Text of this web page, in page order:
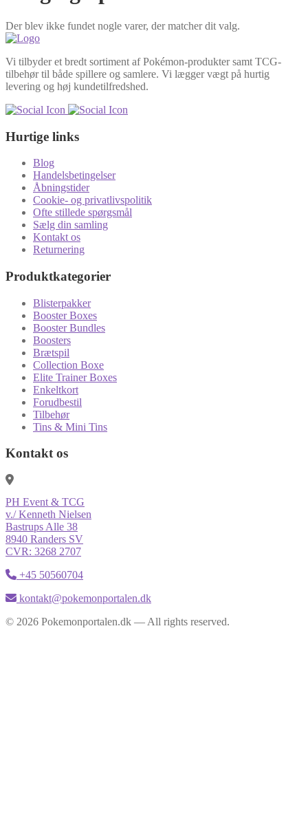
Der blev ikke fundet nogle varer, der matcher dit valg.
Vi tilbyder et bredt sortiment af Pokémon-produkter samt TCG-
tilbehør til både spillere og samlere. Vi lægger vægt på hurtig
levering og høj kundetilfredshed.
Hurtige links
Blog
Handelsbetingelser
Åbningstider
Cookie- og privatlivspolitik
Ofte stillede spørgsmål
Sælg din samling
Kontakt os
Returnering
Produktkategorier
Blisterpakker
Booster Boxes
Booster Bundles
Boosters
Brætspil
Collection Boxe
Elite Trainer Boxes
Enkeltkort
Forudbestil
Tilbehør
Tins & Mini Tins
Kontakt os
PH Event & TCG
v./ Kenneth Nielsen
Bastrups Alle 38
8940 Randers SV
CVR: 3268 2707
+45 50560704
kontakt@pokemonportalen.dk
© 2026 Pokemonportalen.dk — All rights reserved.